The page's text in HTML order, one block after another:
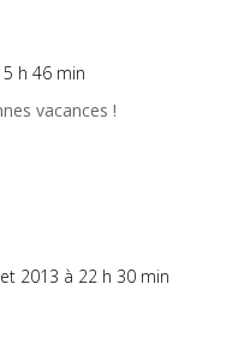
h 46 min
vacances !
2013 à 22 h 30 min